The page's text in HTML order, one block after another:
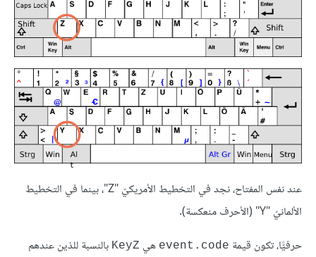
عند نفس المفتاح، نجد في التخطيط اﻷمريكيّ "Z"، بينما في التخطيط
اﻷلمانيّ "Y" (اﻷحرف منعكسة).
حرفيًّا، تكون قيمة event.code هي KeyZ بالنسبة للذين عندهم